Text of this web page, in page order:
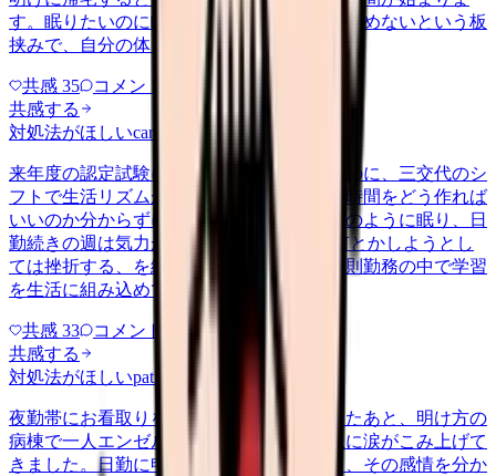
す。眠りたいのに眠れない、休みたいのに休めないという板
挟みで、自分の体を後回しにする…
共感 35 コメント
共感する
対処法がほしいcareer-growth 2026/6/24
来年度の認定試験に向けて勉強を始めたいのに、三交代のシ
フトで生活リズムが一定せず、机に向かう時間をどう作れば
いいのか分からずにいます。夜勤明けは泥のように眠り、日
勤続きの週は気力が残らない。 気合いで何とかしようとし
ては挫折する、を繰り返しています。不規則勤務の中で学習
を生活に組み込めている方が、…
共感 33 コメント
共感する
対処法がほしいpatient-family 2026/6/24
夜勤帯にお看取りをして、ご家族を見送ったあと、明け方の
病棟で一人エンゼルケアをしていると、急に涙がこみ上げて
きました。日勤に申し送って家に帰っても、その感情を分か